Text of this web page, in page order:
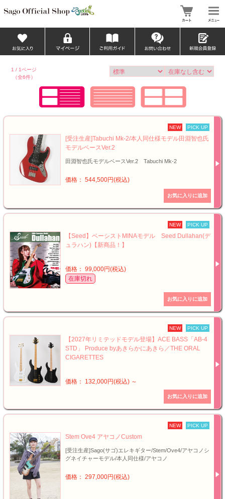
1 / 1ページ
（全6件）
NEW PICK UP
[受注生産]Tabuchi Mk-2/本人同仕様モデル田淵智也氏
モデルベースVer.2
田淵智也氏モデルベースVer.2 Tabuchi Mk-2
価格： 544,500円(税込)
NEW PICK UP
【Seed】ベーシストMINAモデル Seed Dullahan(デ
ュラハン)【新商品！】
価格： 99,000円(税込)
在庫切れ
NEW PICK UP
【2027年リミテッドモデル登場】ACE BASS「AB-4
STD」 Produce byあきらかにあきら／THE ORAL
CIGARETTES
価格： 132,000円(税込) ～
NEW PICK UP
Stem Ove4 アヤコノCustom
[受注生産]Sago(サゴ)エレキギター/Stem/Ove4/アヤコノシ
グネイチャーモデル/本人同仕様/アヤコノ
価格： 297,000円(税込)